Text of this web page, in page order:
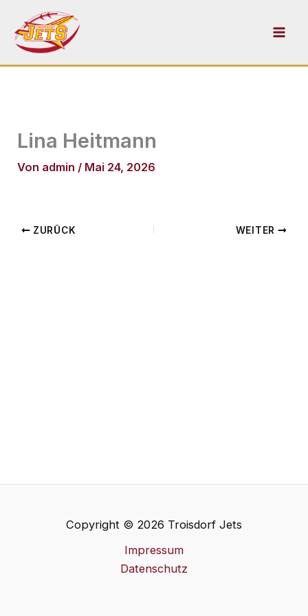
Inhalt
springen
Lina Heitmann
Von admin / Mai 24, 2026
ZURÜCK WEITER
Copyright © 2026 Troisdorf Jets
Impressum
Datenschutz